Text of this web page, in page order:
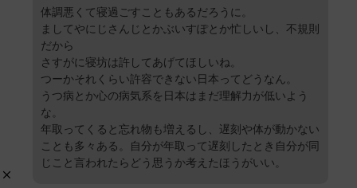
体調悪くて寝過ごすこともあるだろうに。
ましてやにじさんじとかぶいすぽとか忙しいし、不規則
だから
さすがに寝坊は許してあげてほしいね。
つーかそれくらい許容できない日本ってどうなん。
うつ病とか心の病気系を日本はまだ理解力が低いよう
な。
年取ってくると忘れ物も増えるし、遅刻や体が動かない
ことも多々ある。自分が年取って遅刻したとき自分が同
じこと言われたらどう思うか考えたほうがいい。